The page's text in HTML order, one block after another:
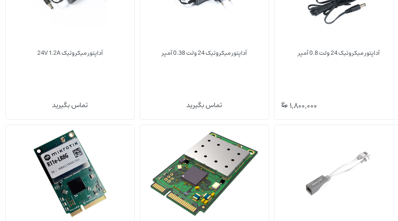
آداپتور میکروتیک 24 ولت 0.8 آمپر
1,800,000
آداپتور میکروتیک 24 ولت 0.38 آمپر
تماس بگیرید
آداپتور میکروتیک 24V 1.2A
تماس بگیرید